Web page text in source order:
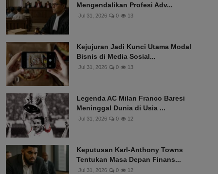
Mengendalikan Profesi Adv...
Jul 31, 2026 0 13
Kejujuran Jadi Kunci Utama Modal
Bisnis di Media Sosial...
Jul 31, 2026 0 13
Legenda AC Milan Franco Baresi
Meninggal Dunia di Usia ...
Jul 31, 2026 0 12
Keputusan Karl-Anthony Towns
Tentukan Masa Depan Finans...
Jul 31, 2026 0 12